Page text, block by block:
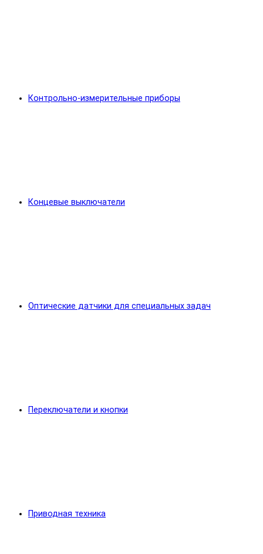
Контрольно-измерительные приборы
Концевые выключатели
Оптические датчики для специальных задач
Переключатели и кнопки
Приводная техника